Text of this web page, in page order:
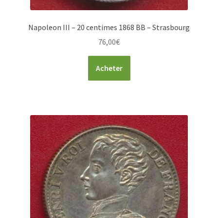
Napoleon III – 20 centimes 1868 BB – Strasbourg
76,00€
Acheter